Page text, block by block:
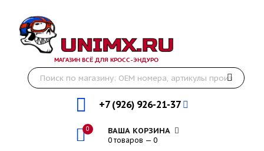
МАГАЗИН ВСЁ ДЛЯ КРОСС-ЭНДУРО
+7 (926) 926-21-37
0 ВАША КОРЗИНА
0 товаров — 0